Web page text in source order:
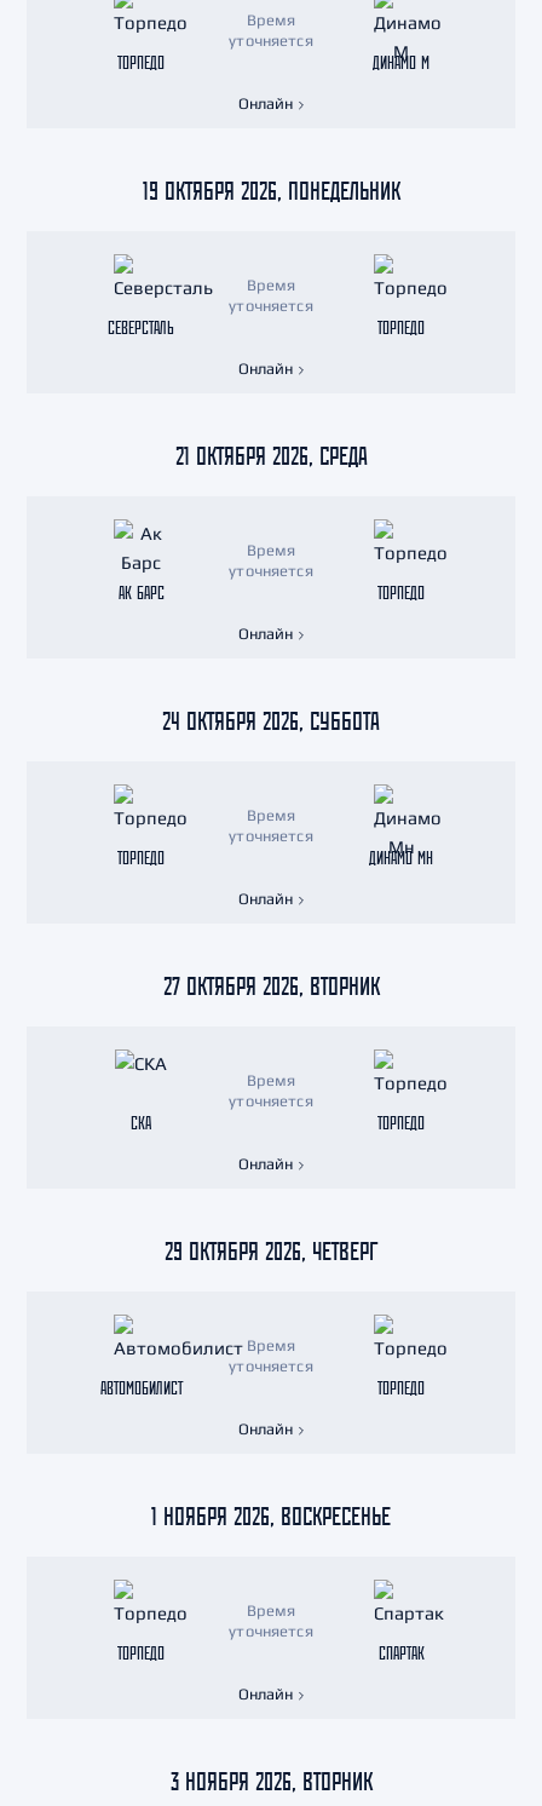
ТОРПЕДО
Время
уточняется
ДИНАМО М
Онлайн
19 ОКТЯБРЯ 2026, ПОНЕДЕЛЬНИК
СЕВЕРСТАЛЬ
Время
уточняется
ТОРПЕДО
Онлайн
21 ОКТЯБРЯ 2026, СРЕДА
АК БАРС
Время
уточняется
ТОРПЕДО
Онлайн
24 ОКТЯБРЯ 2026, СУББОТА
ТОРПЕДО
Время
уточняется
ДИНАМО МН
Онлайн
27 ОКТЯБРЯ 2026, ВТОРНИК
СКА
Время
уточняется
ТОРПЕДО
Онлайн
29 ОКТЯБРЯ 2026, ЧЕТВЕРГ
АВТОМОБИЛИСТ
Время
уточняется
ТОРПЕДО
Онлайн
1 НОЯБРЯ 2026, ВОСКРЕСЕНЬЕ
ТОРПЕДО
Время
уточняется
СПАРТАК
Онлайн
3 НОЯБРЯ 2026, ВТОРНИК